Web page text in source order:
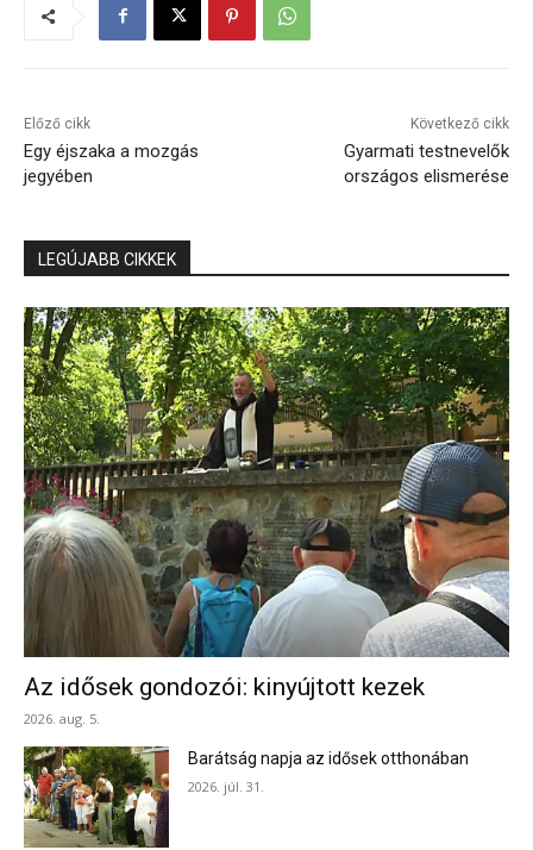
Előző cikk
Egy éjszaka a mozgás
jegyében
Következő cikk
Gyarmati testnevelők
országos elismerése
LEGÚJABB CIKKEK
Az idősek gondozói: kinyújtott kezek
2026. aug. 5.
Barátság napja az idősek otthonában
2026. júl. 31.